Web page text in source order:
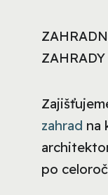
zahrad na
po